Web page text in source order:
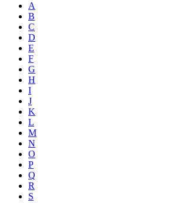
A
B
C
D
E
F
G
H
I
J
K
L
M
N
O
P
Q
R
S